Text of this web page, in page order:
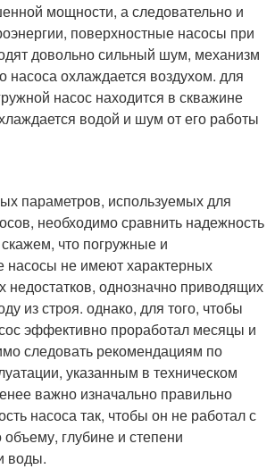
мощности, а следовательно и
поверхностные насосы при
довольно сильный шум, механизм
насоса охлаждается воздухом. для
насос находится в скважине
водой и шум от его работы
параметров, используемых для
необходимо сравнить надежность
что погружные и
насосы не имеют характерных
недостатков, однозначно приводящих
из строя. однако, для того, чтобы
эффективно проработал месяцы и
следовать рекомендациям по
указанным в техническом
важно изначально правильно
насоса так, чтобы он не работал с
объему, глубине и степени
воды.